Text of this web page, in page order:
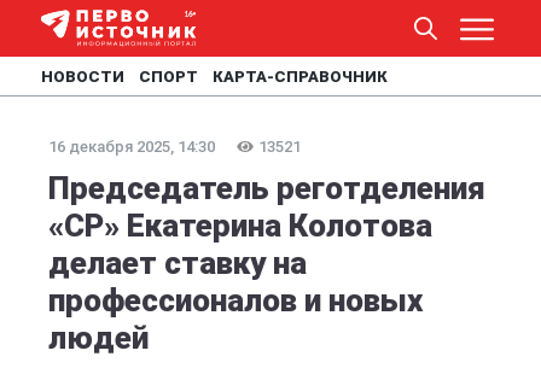
НОВОСТИ СПОРТ КАРТА-СПРАВОЧНИК
16 декабря 2025, 14:30 13521
Председатель реготделения
«СР» Екатерина Колотова
делает ставку на
профессионалов и новых
людей